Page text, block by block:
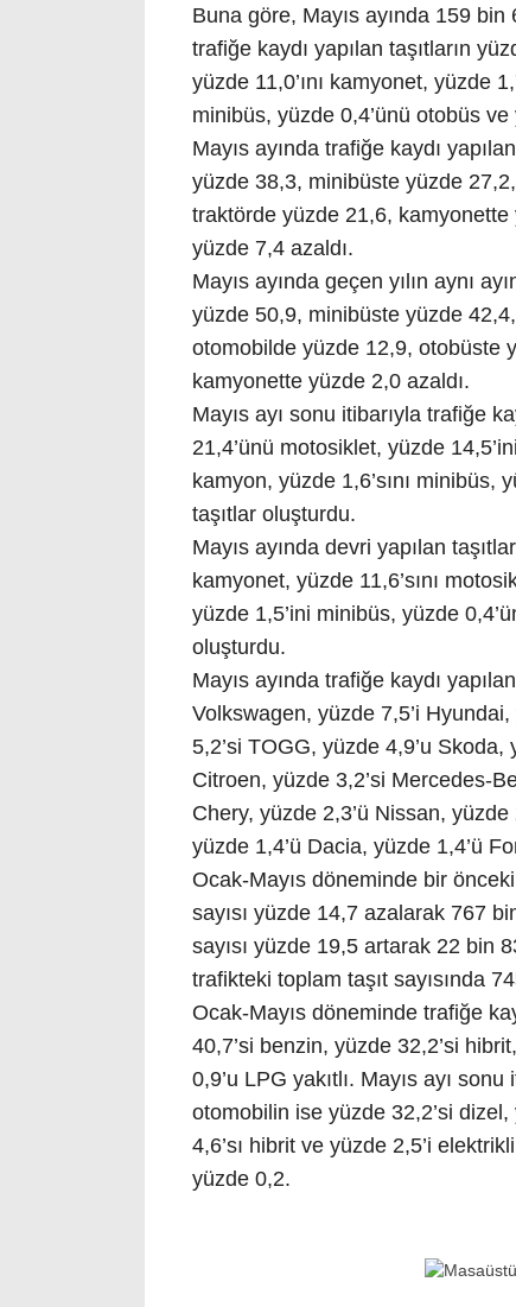
Buna göre, Mayıs ayında 159 bin
trafiğe kaydı yapılan taşıtların
yüzde 11,0’ını kamyonet, yüzde
minibüs, yüzde 0,4’ünü otobüs
Mayıs ayında trafiğe kaydı
yüzde 38,3, minibüste yüzde
traktörde yüzde 21,6,
yüzde 7,4 azaldı.
Mayıs ayında geçen yılın aynı
yüzde 50,9, minibüste yüzde
otomobilde yüzde 12,9, otobüste
kamyonette yüzde 2,0 azaldı.
Mayıs ayı sonu itibarıyla trafiğe
21,4’ünü motosiklet, yüzde
kamyon, yüzde 1,6’sını minibüs,
taşıtlar oluşturdu.
Mayıs ayında devri yapılan
kamyonet, yüzde 11,6’sını
yüzde 1,5’ini minibüs, yüzde
oluşturdu.
Mayıs ayında trafiğe kaydı
Volkswagen, yüzde 7,5’i
5,2’si TOGG, yüzde 4,9’u Skoda,
Citroen, yüzde 3,2’si Mercedes-
Chery, yüzde 2,3’ü Nissan, yüzde
yüzde 1,4’ü Dacia, yüzde 1,4’ü
Ocak-Mayıs döneminde bir önceki
sayısı yüzde 14,7 azalarak 767
sayısı yüzde 19,5 artarak 22 bin
trafikteki toplam taşıt sayısında
Ocak-Mayıs döneminde trafiğe
40,7’si benzin, yüzde 32,2’si
0,9’u LPG yakıtlı. Mayıs ayı
otomobilin ise yüzde 32,2’si dizel,
4,6’sı hibrit ve yüzde 2,5’i
yüzde 0,2.